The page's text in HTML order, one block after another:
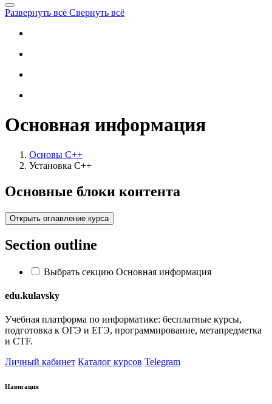
Развернуть всё Свернуть всё
Основная информация
Основы C++
Установка C++
Основные блоки контента
Открыть оглавление курса
Section outline
Выбрать секцию Основная информация
edu.kulavsky
Учебная платформа по информатике: бесплатные курсы,
подготовка к ОГЭ и ЕГЭ, программирование, метапредметка
и CTF.
Личный кабинет Каталог курсов Telegram
Навигация